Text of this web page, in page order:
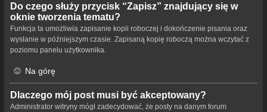
Do czego służy przycisk “Zapisz” znajdujący się w
oknie tworzenia tematu?
Funkcja ta umożliwia zapisanie kopii roboczej i dokończenie pisania oraz
wysłanie w późniejszym czasie. Zapisaną kopię roboczą można wczytać z
poziomu panelu użytkownika.
Na górę
Dlaczego mój post musi być akceptowany?
Administrator witryny mógł zadecydować, że posty na danym forum